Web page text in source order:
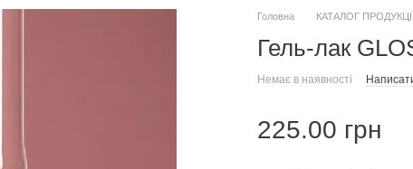
Головна КАТАЛОГ ПРОДУКЦІЇ
Гель-лак
Немає в наявності
225.00 грн